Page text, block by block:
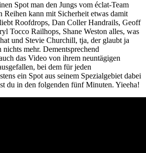
Spot man den Jungs vom éclat-Team
Reihen kann mit Sicherheit etwas damit
Roofdrops, Dan Coller Handrails, Geoff
Tocco Railhops, Shane Weston alles, was
und Stevie Churchill, tja, der glaubt ja
mehr. Dementsprechend
das Video von ihrem neuntägigen
bei dem für jeden
ein Spot aus seinem Spezialgebiet dabei
du in den folgenden fünf Minuten. Yieeha!